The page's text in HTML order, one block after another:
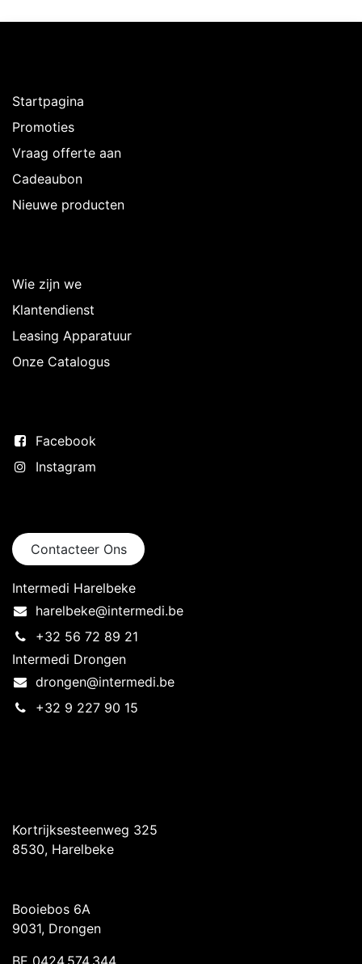
Startpagina
Promoties
Vraag offerte aan
Cadeaubon
Nieuwe producten
Wie zijn we
Klantendienst
Leasing Apparatuur
Onze Catalogus
Facebook
Instagram
Contacteer Ons
Intermedi Harelbeke
harelbeke@intermedi.be
+32 56 72 89 21
Intermedi Drongen
drongen@intermedi.be
+32 9 227 90 15
Kortrijksesteenweg 325
8530, Harelbeke
Booiebos 6A
9031, Drongen
BE 0424.574.344